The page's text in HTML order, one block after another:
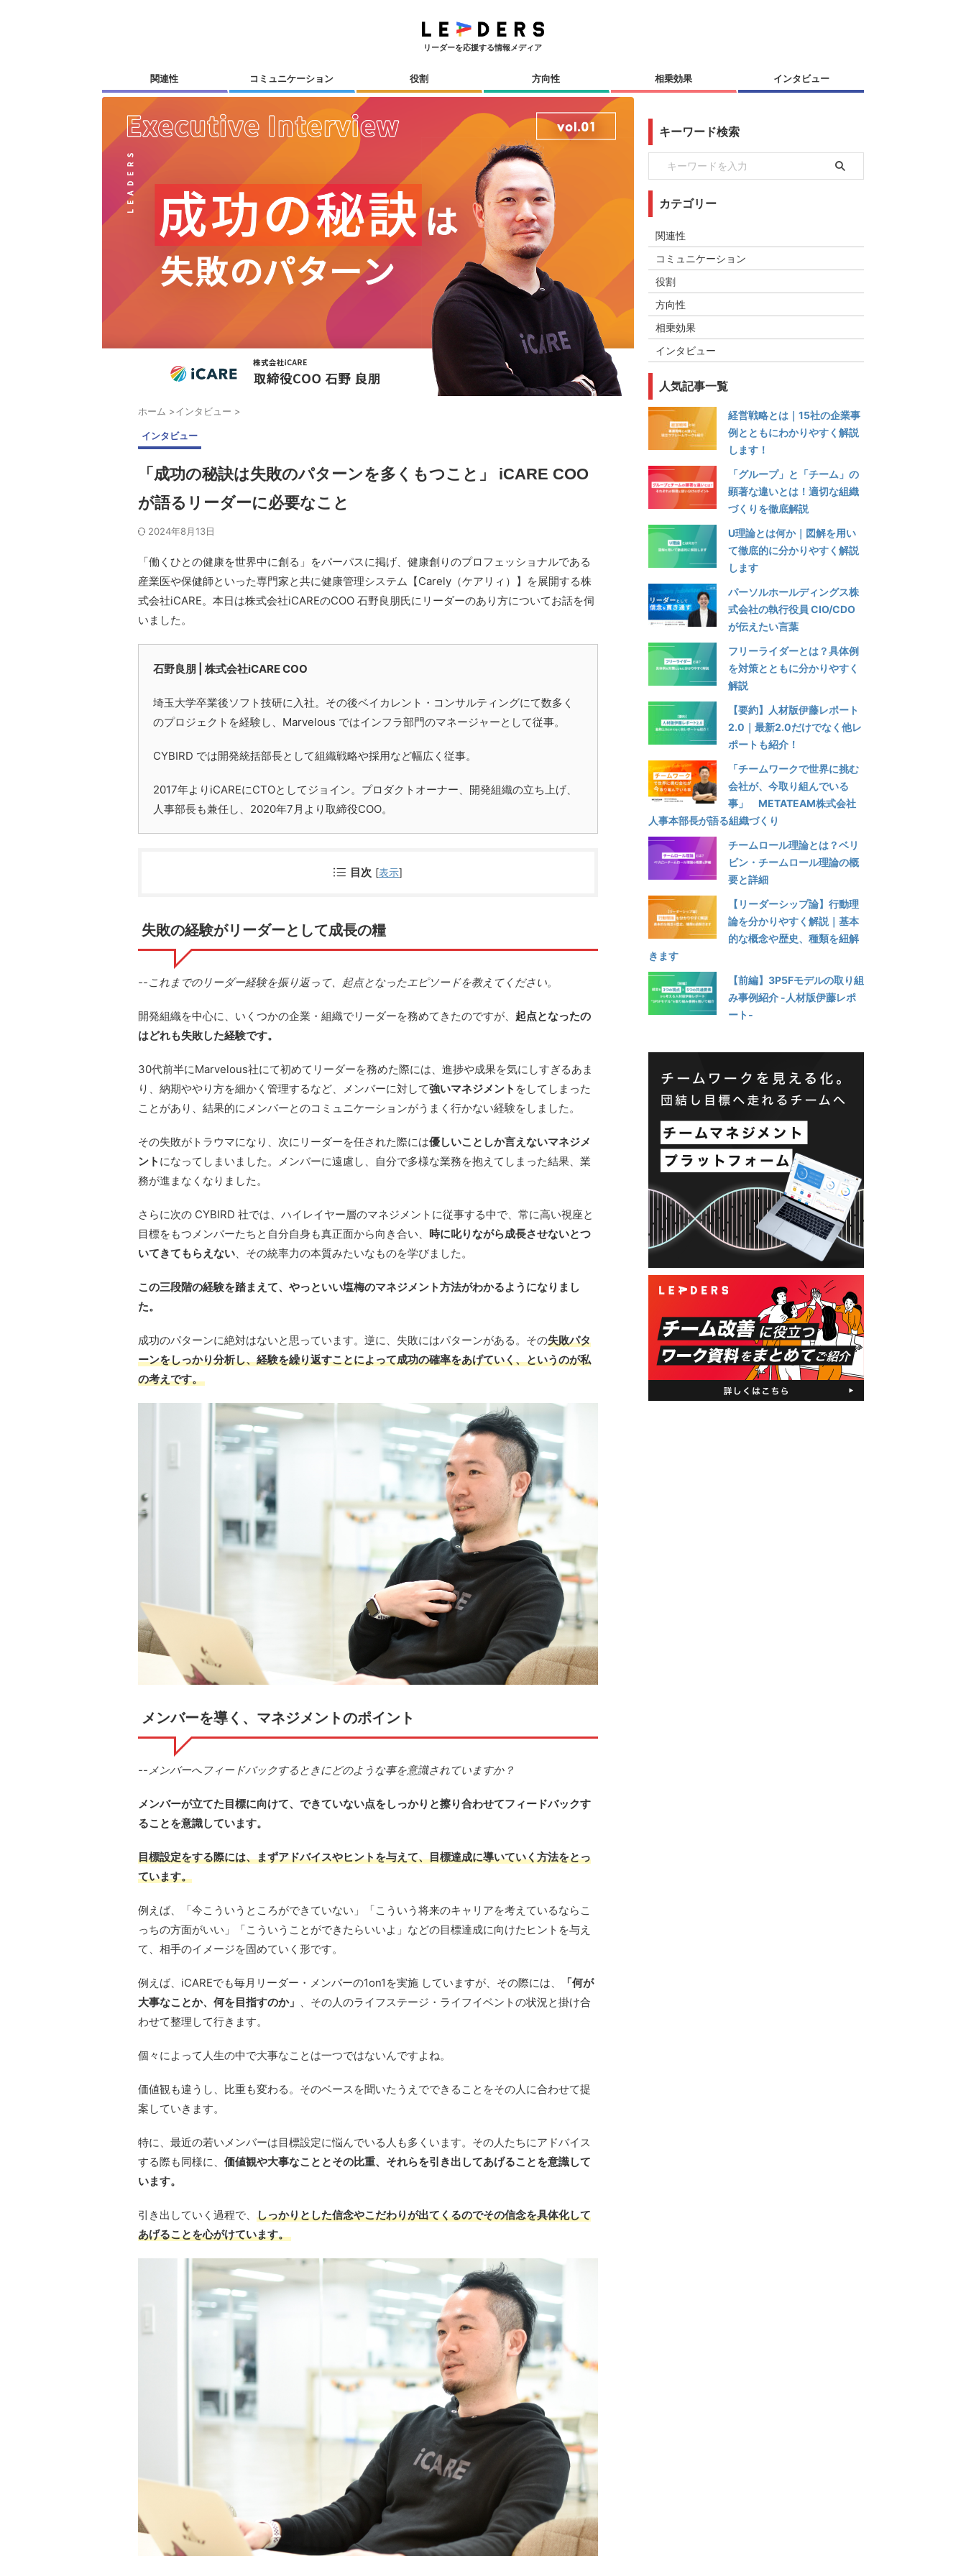
リーダーを応援する情報メディア
関連性 コミュニケーション 役割 方向性 相乗効果 インタビュー
ホーム >インタビュー >
インタビュー
「成功の秘訣は失敗のパターンを多くもつこと」 iCARE COO
が語るリーダーに必要なこと
2024年8月13日
「働くひとの健康を世界中に創る」をパーパスに掲げ、健康創りのプロフェッショナルである
産業医や保健師といった専門家と共に健康管理システム【Carely（ケアリィ）】を展開する株
式会社iCARE。本日は株式会社iCAREのCOO 石野良朋氏にリーダーのあり方についてお話を伺
いました。
石野良朋 | 株式会社iCARE COO
埼玉大学卒業後ソフト技研に入社。その後ベイカレント・コンサルティングにて数多く
のプロジェクト を経験し、Marvelous ではインフラ部門のマネージャーとして従事。
CYBIRD では開発統括部長として組織戦略や採用など幅広く従事。
2017年よりiCAREにCTOとしてジョイン。プロダクトオーナー、開発組織の立ち上げ、
人事部長も兼任し、2020年7月より取締役COO。
目次 [表示]
失敗の経験がリーダーとして成長の糧
--これまでのリーダー経験を振り返って、 起点となったエピソードを教えてください。
開発組織を中心に、いくつかの企業・組織でリーダーを務めてきたのですが、 起点となったの
はどれも失敗した経験です。
30代前半にMarvelous社にて初めてリーダーを務めた際には、進捗や成果を気にしすぎるあま
り 、納期ややり方を細かく管理するなど、メンバーに対して強いマネジメント をしてしまった
ことがあり、結果的にメンバーとのコミュニケーションがうまく行かない経験をしました。
その失敗がトラウマになり、次にリーダーを任された際には優しいことしか言えないマネジメ
ント になってしまいました。メンバーに遠慮し、自分で多様な業務を抱えてしまった結果、業
務が進まなくなりました。
さらに次の CYBIRD 社では、ハイレイヤー層のマネジメントに従事する中で、常に高い視座と
目標をもつメンバーたちと自分自身も真正面から向き合い、 時に叱りながら成長させないとつ
いてきてもらえない、その統率力の本質みたいなものを学びました。
この三段階の経験を踏まえて、やっといい塩梅のマネジメント方法がわかるようになりまし
た。
成功のパターンに絶対はないと思っています。逆に、失敗にはパターンがある。その失敗パタ
ーンをしっかり分析し、経験を繰り返すことによって成功の確率をあげていく、というのが私
の考えです。
メンバーを導く、マネジメントのポイント
--メンバーへフィードバックするときにどのような事を意識されていますか？
メンバーが立てた目標に向けて、できていない点をしっかりと擦り合わせてフィードバックす
ることを意識しています。
目標設定をする際には、まずアドバイスやヒントを与えて、目標達成に導いていく方法をとっ
ています。
例えば、「今こういうところができていない」「こういう将来のキャリアを考えているならこ
っちの方面がいい」「こういうことができたらいいよ」などの目標達成に向けたヒントを与え
て、相手のイメージを固めていく形です。
例えば、iCAREでも毎月リーダー・メンバーの1on1を実施 していますが、その際には、
「何が
大事なことか、何を目指すのか」 、その人のライフステージ・ライフイベントの状況と掛け合
わせて整理して行きます。
個々によって 人生の中で大事なことは一つではないんですよね。
価値観も違うし、比重も変わる。そのベースを聞いたうえでできることをその人に合わせて提
案していきます。
特に、最近の若いメンバーは目標設定に悩んでいる人も多くいます。その人たちにアドバイス
する際も同様に、 価値観や大事なこととその比重、それらを引き出してあげることを意識して
います。
引き出していく過程で、 しっかりとした信念やこだわりが出てくるのでその信念を具体化して
あげることを心がけています。
キーワード検索
カテゴリー
関連性
コミュニケーション
役割
方向性
相乗効果
インタビュー
人気記事一覧
経営戦略とは｜15社の企業事
例とともにわかりやすく解説
します！
「グループ」と「チーム」の
顕著な違いとは！適切な組織
づくりを徹底解説
U理論とは何か｜図解を用い
て徹底的に分かりやすく解説
します
パーソルホールディングス株
式会社の執行役員 CIO/CDO
が伝えたい言葉
フリーライダーとは？具体例
を対策とともに分かりやすく
解説
【要約】人材版伊藤レポート
2.0｜最新2.0だけでなく他レ
ポートも紹介！
「チームワークで世界に挑む
会社が、今取り組んでいる
事」 METATEAM株式会社
人事本部長が語る組織づくり
チームロール理論とは？ベリ
ビン・チームロール理論の概
要と詳細
【リーダーシップ論】行動理
論を分かりやすく解説｜基本
的な概念や歴史、種類を紐解
きます
【前編】3P5Fモデルの取り組
み事例紹介 -人材版伊藤レポ
ート‐